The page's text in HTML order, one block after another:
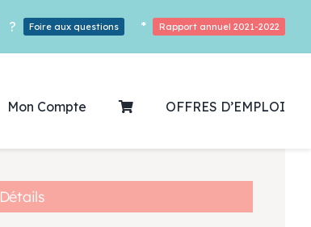
? Foire aux questions * Rapport annuel 2021-2022
Mon Compte OFFRES D’EMPLOI
Détails